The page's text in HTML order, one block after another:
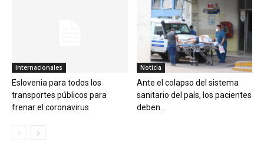
Internacionales
Eslovenia para todos los
transportes públicos para
frenar el coronavirus
Noticia
Ante el colapso del sistema
sanitario del país, los pacientes
deben...